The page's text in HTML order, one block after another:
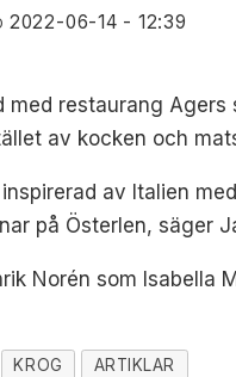
2022-06-14 - 12:39
med restaurang
av kocken och
av Italien
på Österlen, säger
Norén som Isabella
KROG ARTIKLAR